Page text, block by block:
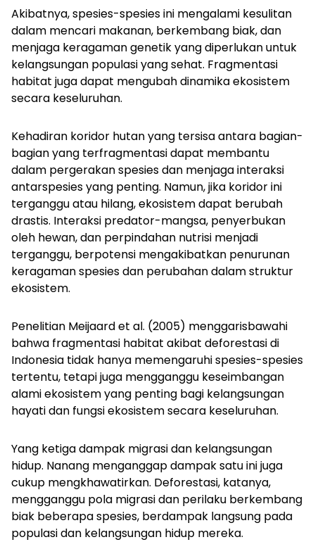
Akibatnya, spesies-spesies ini mengalami kesulitan
dalam mencari makanan, berkembang biak, dan
menjaga keragaman genetik yang diperlukan untuk
kelangsungan populasi yang sehat. Fragmentasi
habitat juga dapat mengubah dinamika ekosistem
secara keseluruhan.
Kehadiran koridor hutan yang tersisa antara bagian-
bagian yang terfragmentasi dapat membantu
dalam pergerakan spesies dan menjaga interaksi
antarspesies yang penting. Namun, jika koridor ini
terganggu atau hilang, ekosistem dapat berubah
drastis. Interaksi predator-mangsa, penyerbukan
oleh hewan, dan perpindahan nutrisi menjadi
terganggu, berpotensi mengakibatkan penurunan
keragaman spesies dan perubahan dalam struktur
ekosistem.
Penelitian Meijaard et al. (2005) menggarisbawahi
bahwa fragmentasi habitat akibat deforestasi di
Indonesia tidak hanya memengaruhi spesies-spesies
tertentu, tetapi juga mengganggu keseimbangan
alami ekosistem yang penting bagi kelangsungan
hayati dan fungsi ekosistem secara keseluruhan.
Yang ketiga dampak migrasi dan kelangsungan
hidup. Nanang menganggap dampak satu ini juga
cukup mengkhawatirkan. Deforestasi, katanya,
mengganggu pola migrasi dan perilaku berkembang
biak beberapa spesies, berdampak langsung pada
populasi dan kelangsungan hidup mereka.